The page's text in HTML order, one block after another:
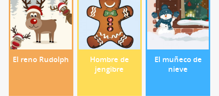
El reno Rudolph
Hombre de
jengibre
El muñeco de
nieve